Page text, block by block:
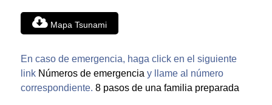
Mapa Tsunami
En caso de emergencia, haga click en el siguiente
link Números de emergencia y llame al número
correspondiente. 8 pasos de una familia preparada